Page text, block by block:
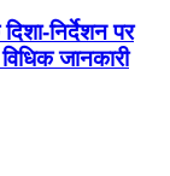
निर्देशन पर
जानकारी